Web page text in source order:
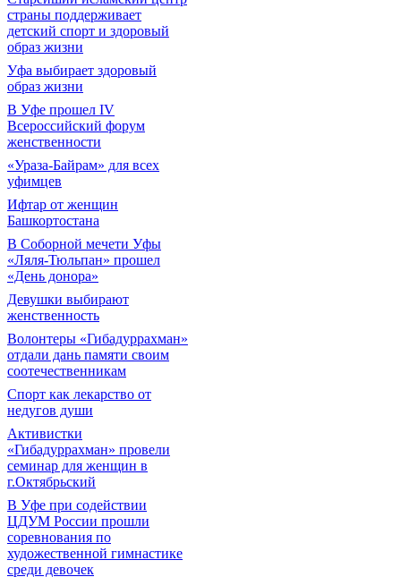
страны поддерживает
детский спорт и здоровый
образ жизни
Уфа выбирает здоровый
образ жизни
В Уфе прошел IV
Всероссийский форум
женственности
«Ураза-Байрам» для всех
уфимцев
Ифтар от женщин
Башкортостана
В Соборной мечети Уфы
«Ляля-Тюльпан» прошел
«День донора»
Девушки выбирают
женственность
Волонтеры «Гибадуррахман»
отдали дань памяти своим
соотечественникам
Спорт как лекарство от
недугов души
Активистки
«Гибадуррахман» провели
семинар для женщин в
г.Октябрьский
В Уфе при содействии
ЦДУМ России прошли
соревнования по
художественной гимнастике
среди девочек